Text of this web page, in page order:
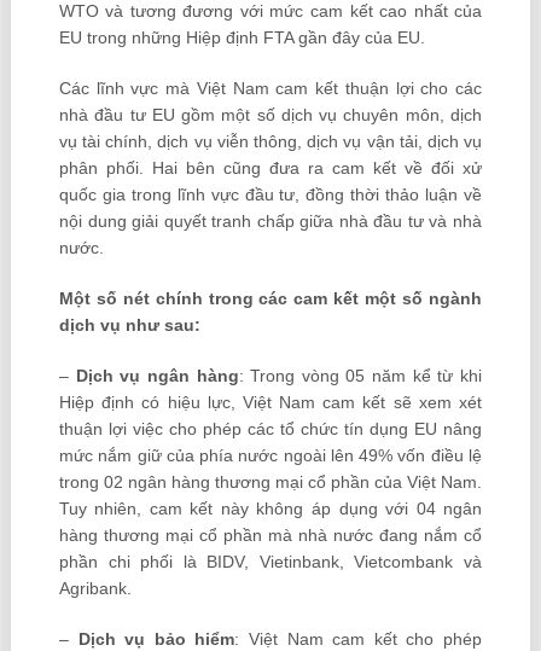
WTO và tương đương với mức cam kết cao nhất của
EU trong những Hiệp định FTA gần đây của EU.
Các lĩnh vực mà Việt Nam cam kết thuận lợi cho các
nhà đầu tư EU gồm một số dịch vụ chuyên môn, dịch
vụ tài chính, dịch vụ viễn thông, dịch vụ vận tải, dịch vụ
phân phối. Hai bên cũng đưa ra cam kết về đối xử
quốc gia trong lĩnh vực đầu tư, đồng thời thảo luận về
nội dung giải quyết tranh chấp giữa nhà đầu tư và nhà
nước.
Một số nét chính trong các cam kết một số ngành
dịch vụ như sau:
–Dịch vụ ngân hàng: Trong vòng 05 năm kể từ khi
Hiệp định có hiệu lực, Việt Nam cam kết sẽ xem xét
thuận lợi việc cho phép các tổ chức tín dụng EU nâng
mức nắm giữ của phía nước ngoài lên 49% vốn điều lệ
trong 02 ngân hàng thương mại cổ phần của Việt Nam.
Tuy nhiên, cam kết này không áp dụng với 04 ngân
hàng thương mại cổ phần mà nhà nước đang nắm cổ
phần chi phối là BIDV, Vietinbank, Vietcombank và
Agribank.
– Dịch vụ bảo hiểm: Việt Nam cam kết cho phép